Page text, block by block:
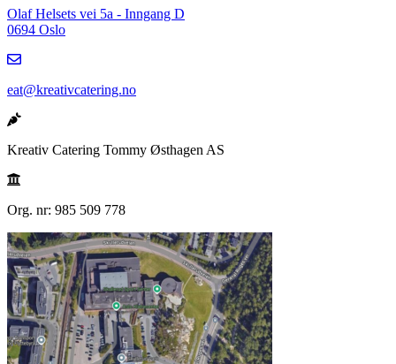
Olaf Helsets vei 5a - Inngang D
0694 Oslo
eat@kreativcatering.no
Kreativ Catering Tommy Østhagen AS
Org. nr: 985 509 778